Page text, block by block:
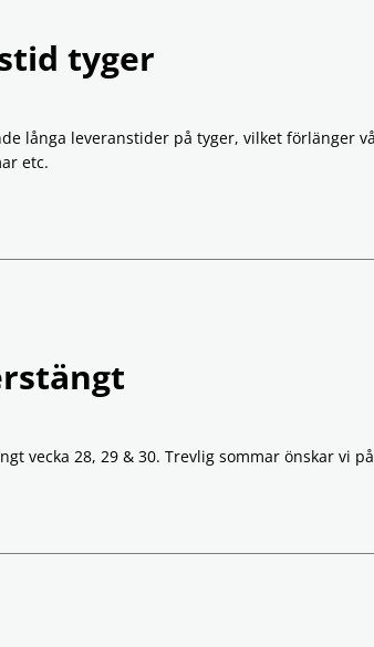
tyger
långa leveranstider på tyger, vilket förlänger
etc.
vecka 28, 29 & 30. Trevlig sommar önskar vi